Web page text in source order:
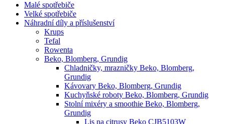
Malé spotřebiče
Velké spotřebiče
Náhradní díly a příslušenství
Krups
Tefal
Rowenta
Beko, Blomberg, Grundig
Chladničky, mrazničky Beko, Blomberg,
Grundig
Kávovary Beko, Blomberg, Grundig
Kuchyňské roboty Beko, Blomberg, Grundig
Stolní mixéry a smoothie Beko, Blomberg,
Grundig
Lis na citrusy Beko CJB5103W